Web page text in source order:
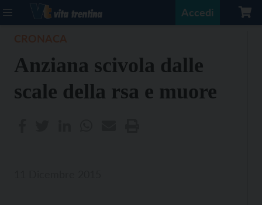
Accedi
Anziana scivola dalle
scale della rsa e muore